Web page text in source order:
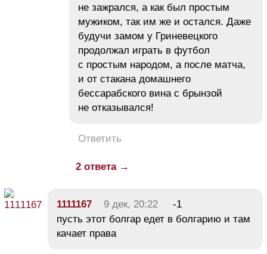
не зажрался, а как был простым
мужиком, так им же и остался. Даже
будучи замом у Гриневецкого
продолжал играть в футбол
с простым народом, а после матча,
и от стакана домашнего
бессарабского вина с брынзой
не отказывался!
Ответить
2 ответа →
1111167 9 дек, 20:22
-1
пусть этот болгар едет в болгарию и там
качает права